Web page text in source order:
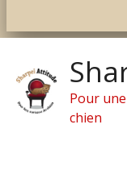
contenu
Pour
chien